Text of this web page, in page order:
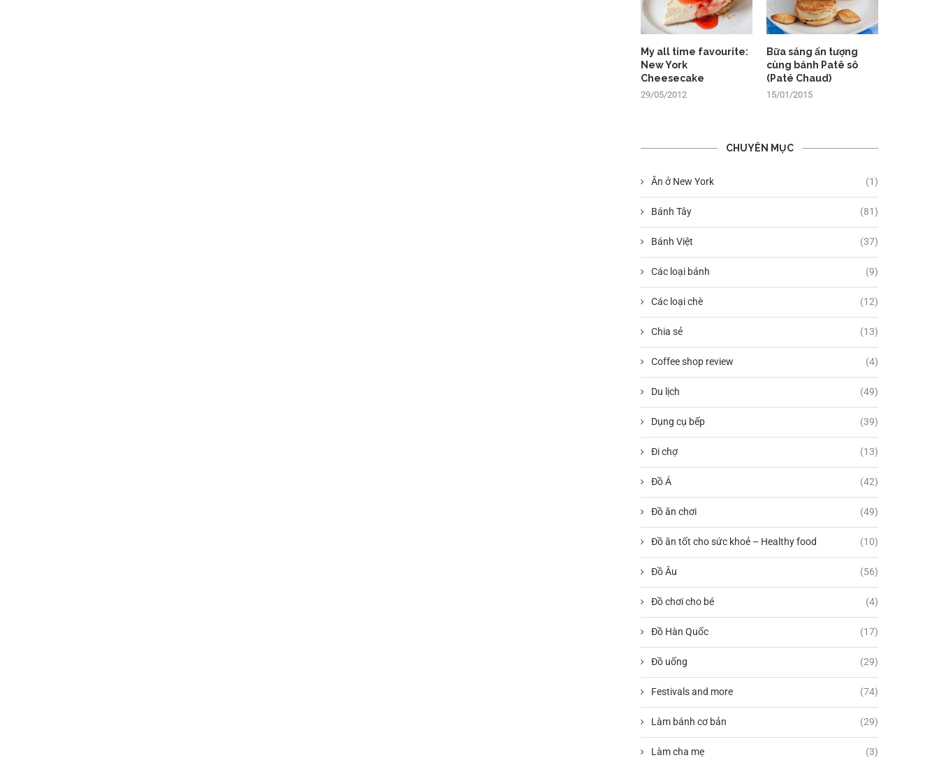
My all time favourite:
New York
Cheesecake
29/05/2012
Bữa sáng ấn tượng
cùng bánh Patê sô
(Paté Chaud)
15/01/2015
CHUYÊN MỤC
Ăn ở New York (1)
Bánh Tây (81)
Bánh Việt (37)
Các loại bánh (9)
Các loại chè (12)
Chia sẻ (13)
Coffee shop review (4)
Du lịch (49)
Dụng cụ bếp (39)
Đi chợ (13)
Đồ Á (42)
Đồ ăn chơi (49)
Đồ ăn tốt cho sức khoẻ – Healthy food (10)
Đồ Âu (56)
Đồ chơi cho bé (4)
Đồ Hàn Quốc (17)
Đồ uống (29)
Festivals and more (74)
Làm bánh cơ bản (29)
Làm cha mẹ (3)